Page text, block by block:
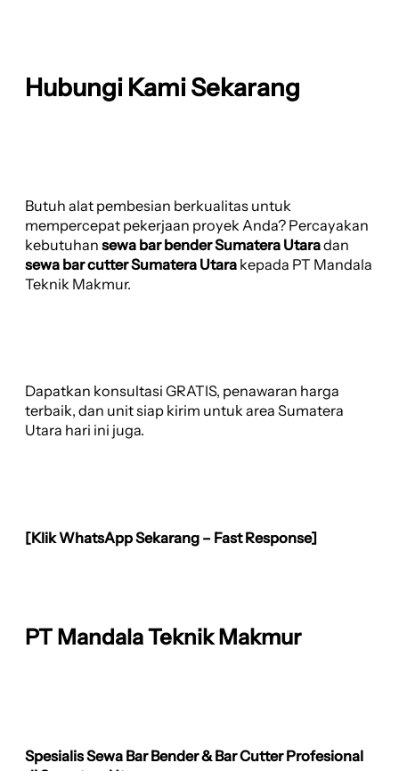
Hubungi Kami Sekarang
Butuh alat pembesian berkualitas untuk
mempercepat pekerjaan proyek Anda? Percayakan
kebutuhan sewa bar bender Sumatera Utaradan
sewa bar cutter Sumatera Utara kepada PT Mandala
Teknik Makmur.
Dapatkan konsultasi GRATIS, penawaran harga
terbaik, dan unit siap kirim untuk area Sumatera
Utara hari ini juga.
[Klik WhatsApp Sekarang – Fast Response]
PT Mandala Teknik Makmur
Spesialis Sewa Bar Bender & Bar Cutter Profesional